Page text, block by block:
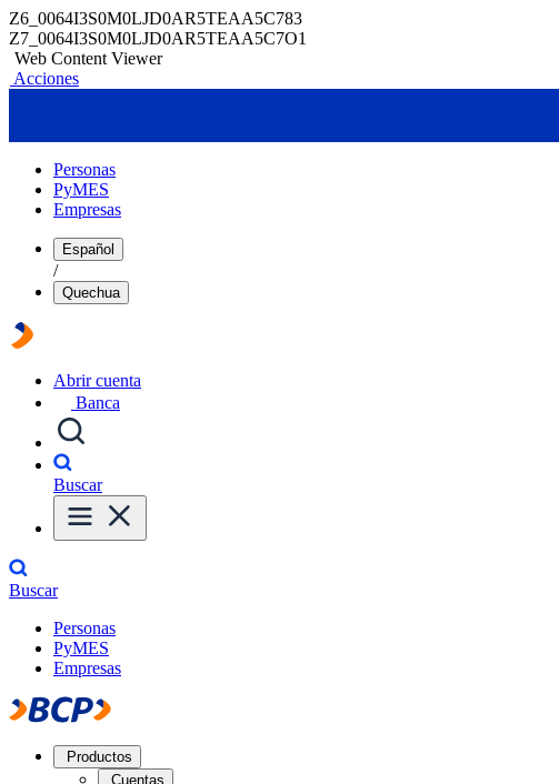
Z6_0064I3S0M0LJD0AR5TEAA5C783
Z7_0064I3S0M0LJD0AR5TEAA5C7O1
Web Content Viewer
Acciones
Personas
PyMES
Empresas
Español
/
Quechua
Abrir cuenta
Banca
Buscar
Buscar
Personas
PyMES
Empresas
Productos
Cuentas